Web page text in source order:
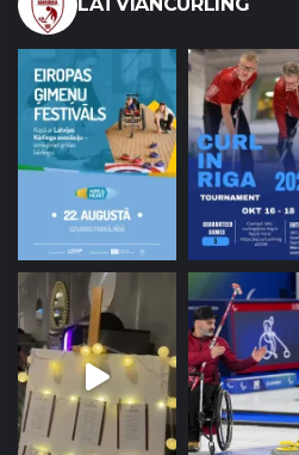
LATVIANCURLING